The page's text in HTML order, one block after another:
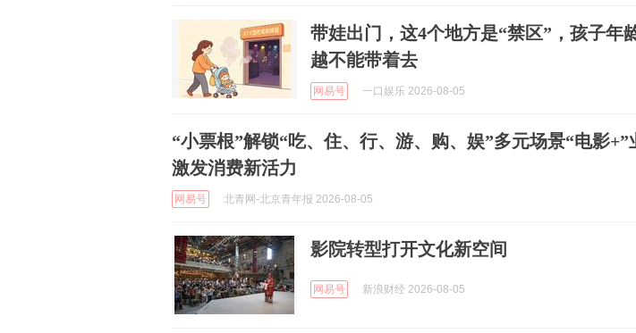
带娃出门，这4个地方是“禁区”，孩子年
越不能带着去
网易号 一口娱乐 2026-08-05
“小票根”解锁“吃、住、行、游、购、娱”多元场景“电影+”
激发消费新活力
网易号 北青网-北京青年报 2026-08-05
影院转型打开文化新空间
网易号 新浪财经 2026-08-05